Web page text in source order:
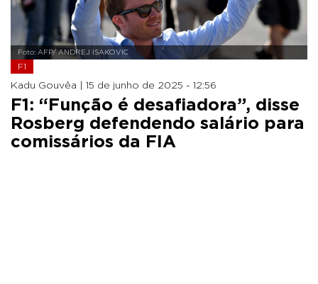
Foto: AFP/ ANDREJ ISAKOVIC
F1
Kadu Gouvêa | 15 de junho de 2025 - 12:56
F1: “Função é desafiadora”, disse
Rosberg defendendo salário para
comissários da FIA